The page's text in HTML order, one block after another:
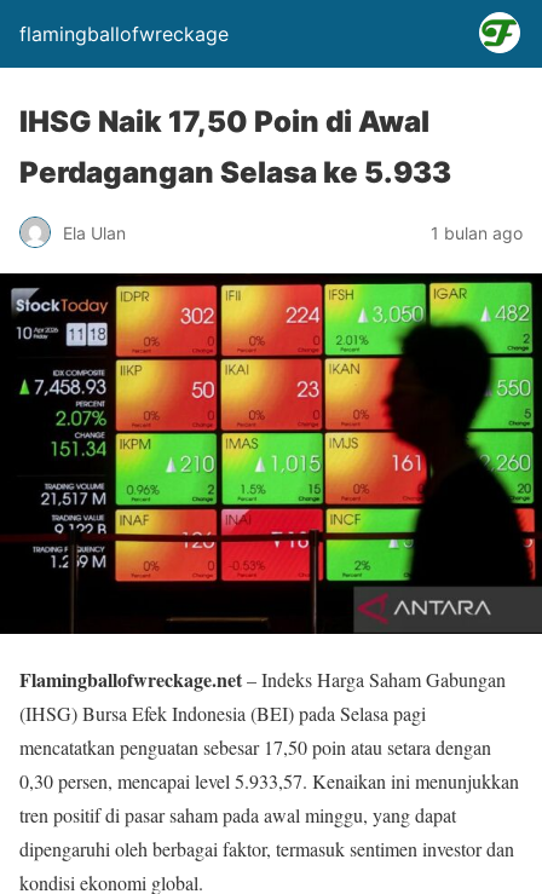
flamingballofwreckage
IHSG Naik 17,50 Poin di Awal
Perdagangan Selasa ke 5.933
Ela Ulan 1 bulan ago
Flamingballofwreckage.net– Indeks Harga Saham Gabungan
(IHSG) Bursa Efek Indonesia (BEI) pada Selasa pagi
mencatatkan penguatan sebesar 17,50 poin atau setara dengan
0,30 persen, mencapai level 5.933,57. Kenaikan ini menunjukkan
tren positif di pasar saham pada awal minggu, yang dapat
dipengaruhi oleh berbagai faktor, termasuk sentimen investor dan
kondisi ekonomi global.